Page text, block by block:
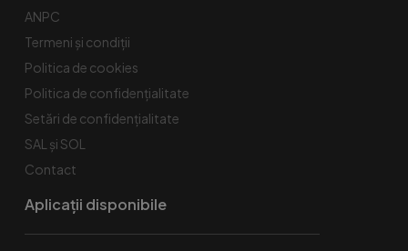
ANPC
Termeni și condiții
Politica de cookies
Politica de confidențialitate
Setări de confidențialitate
SAL și SOL
Contact
Aplicații disponibile